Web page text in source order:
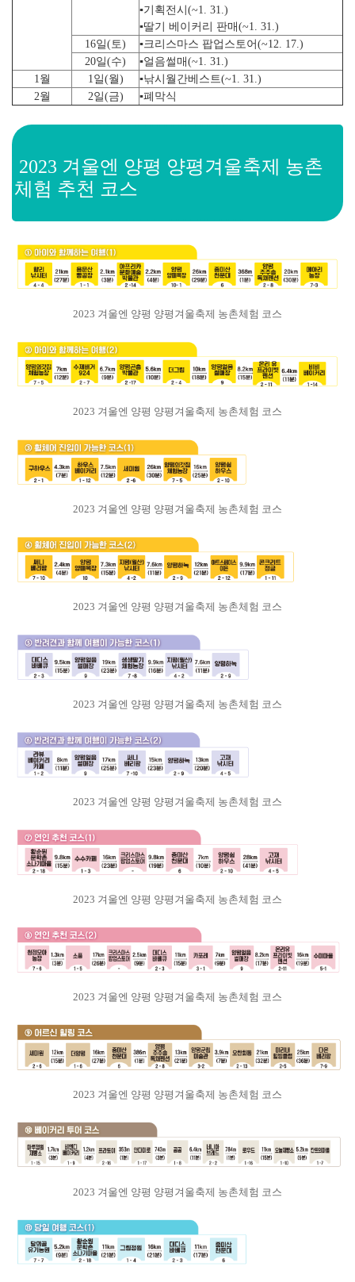
▪기획전시(~1. 31.)
▪딸기 베이커리 판매(~1. 31.)
16일(토) ▪크리스마스 팝업스토어(~12. 17.)
20일(수) ▪얼음썰매(~1. 31.)
1 월 1 일(월) ▪낚시월간베스트(~1. 31.)
2월 2일(금) ▪폐막식
2023 겨울엔 양평 양평겨울축제 농촌
체험 추천 코스
2023 겨울엔 양평 양평겨울축제 농촌체험 코스
2023 겨울엔 양평 양평겨울축제 농촌체험 코스
2023 겨울엔 양평 양평겨울축제 농촌체험 코스
2023 겨울엔 양평 양평겨울축제 농촌체험 코스
2023 겨울엔 양평 양평겨울축제 농촌체험 코스
2023 겨울엔 양평 양평겨울축제 농촌체험 코스
2023 겨울엔 양평 양평겨울축제 농촌체험 코스
2023 겨울엔 양평 양평겨울축제 농촌체험 코스
2023 겨울엔 양평 양평겨울축제 농촌체험 코스
2023 겨울엔 양평 양평겨울축제 농촌체험 코스